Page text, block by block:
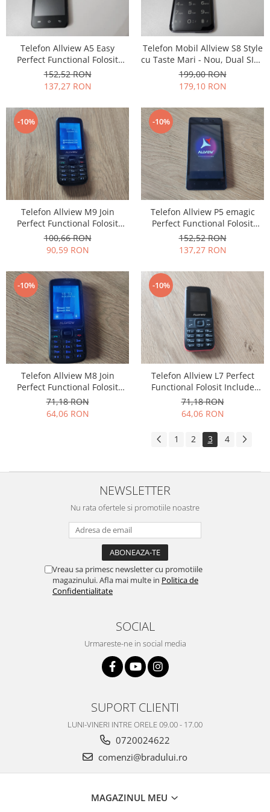
Philips
Touchscreen Huawei
Touchscreen Lenovo
Touchscreen Samsung
Vodafone
Vonino
Wiko
ZTE
Telefon Allview A5 Easy
Perfect Functional Folosit
Include Incarcator si
Acumulator
152,52 RON
137,27 RON
Telefon Mobil Allview S8 Style
cu Taste Mari - Nou, Dual SIM,
Complet cu Accesorii
199,00 RON
179,10 RON
-10%
Telefon Allview M9 Join
Perfect Functional Folosit
Include Incarcator si
Acumulator
100,66 RON
90,59 RON
-10%
Telefon Allview P5 emagic
Perfect Functional Folosit
Include Incarcator si
Acumulator
152,52 RON
137,27 RON
-10%
Telefon Allview M8 Join
Perfect Functional Folosit
Include Incarcator si
Acumulator
71,18 RON
64,06 RON
-10%
Telefon Allview L7 Perfect
Functional Folosit Include
Incarcator si Acumulator
71,18 RON
64,06 RON
1 2 3 4
NEWSLETTER
Nu rata ofertele si promotiile noastre
Vreau sa primesc newsletter cu promotiile
magazinului. Afla mai multe in Politica de
Confidentialitate
SOCIAL
Urmareste-ne in social media
SUPORT CLIENTI
LUNI-VINERI INTRE ORELE 09.00 - 17.00
0720024622
comenzi@bradului.ro
MAGAZINUL MEU